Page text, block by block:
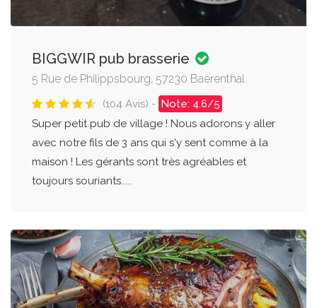
BIGGWIR pub brasserie
5 Rue de Philippsbourg, 57230 Baerenthal
(104 Avis) - Note: 4.6/5
Super petit pub de village ! Nous adorons y aller
avec notre fils de 3 ans qui s'y sent comme à la
maison ! Les gérants sont très agréables et
toujours souriants.....